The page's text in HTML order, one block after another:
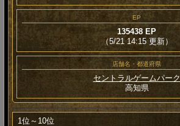
EP
135438 EP
（5/21 14:15 更新）
店舗名・都道府県
セントラルゲームパーク
高知県
1位～10位